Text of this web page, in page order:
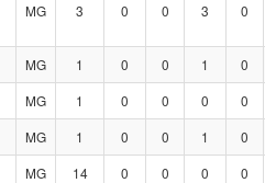
MG 3 0 0 3 0
MG 1 0 0 1 0
MG 1 0 0 0 0
MG 1 0 0 1 0
MG 14 0 0 0 0